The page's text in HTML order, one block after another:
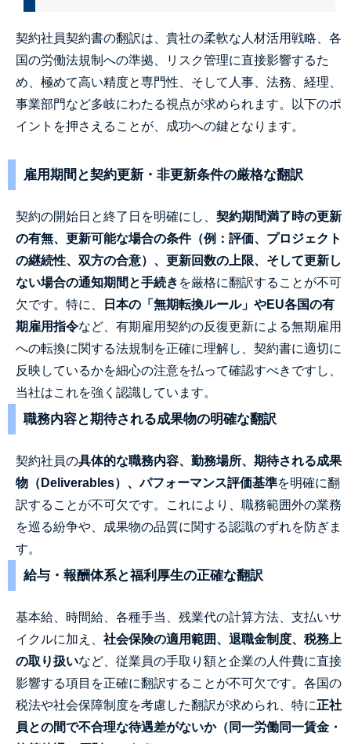
契約社員契約書の翻訳は、貴社の柔軟な人材活用戦略、各
国の労働法規制への準拠、リスク管理に直接影響するた
め、極めて高い精度と専門性、そして人事、法務、経理、
事業部門など多岐にわたる視点が求められます。以下のポ
イントを押さえることが、成功への鍵となります。
雇用期間と契約更新・非更新条件の厳格な翻訳
契約の開始日と終了日を明確にし、 契約期間満了時の更新
の有無、更新可能な場合の条件（例：評価、プロジェクト
の継続性、双方の合意）、更新回数の上限、そして更新し
ない場合の通知期間と手続き を厳格に翻訳することが不可
欠です。特に、
日本の「無期転換ルール」やEU各国の有
期雇用指令など、有期雇用契約の反復更新による無期雇用
への転換に関する法規制を正確に理解し、契約書に適切に
反映しているかを細心の注意を払って確認すべきですし、
当社はこれを強く認識しています。
職務内容と期待される成果物の明確な翻訳
契約社員の具体的な職務内容、勤務場所、期待される成果
物（Deliverables）、パフォーマンス評価基準を明確に翻
訳することが不可欠です。これにより、職務範囲外の業務
を巡る紛争や、成果物の品質に関する認識のずれを防ぎま
す。
給与・報酬体系と福利厚生の正確な翻訳
基本給、時間給、各種手当、残業代の計算方法、支払いサ
イクルに加え、 社会保険の適用範囲、退職金制度、税務上
の取り扱いなど、従業員の手取り額と企業の人件費に直接
影響する項目を正確に翻訳することが不可欠です。各国の
税法や社会保障制度を考慮した翻訳が求められ、特に正社
員との間で不合理な待遇差がないか（同一労働同一賃金・